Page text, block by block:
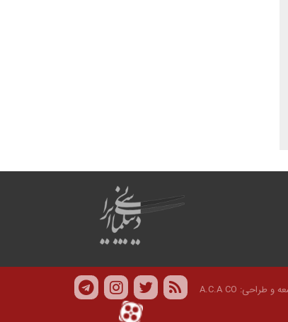
و طراحی: A.C.A CO